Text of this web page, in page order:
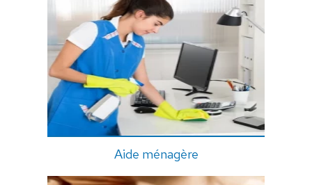
Aide ménagère